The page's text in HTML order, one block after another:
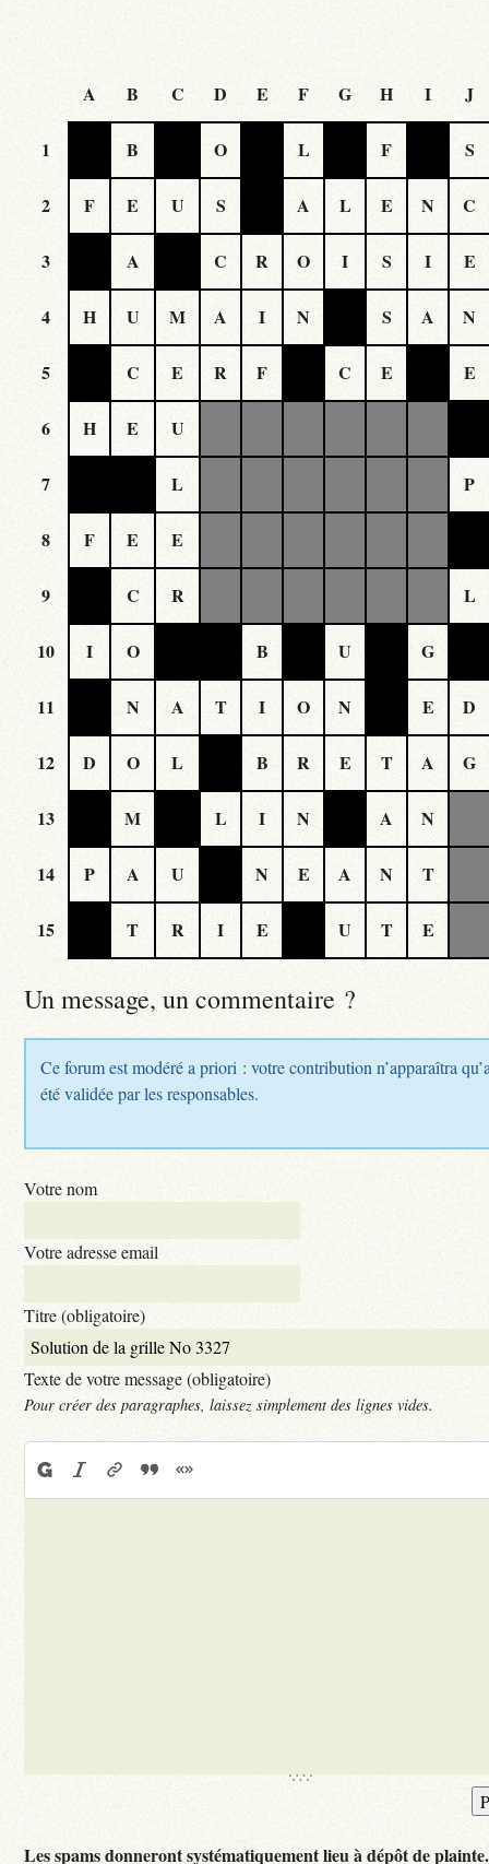
A B C D E F G H I J
1 B O L F S
2 F E U S A L E N C
3 A C R O I S I E
4 H U M A I N S A N
5 C E R F C E E
6 H E U
7 L P
8 F E E
9 C R L
10 I O B U G
11 N A T I O N E D
12 D O L B R E T A G
13 M L I N A N
14 P A U N E A N T
15 T R I E U T E
Un message, un commentaire ?
Ce forum est modéré a priori : votre contribution n’apparaîtra
été validée par les responsables.
Votre nom
Votre adresse email
Titre (obligatoire)
Texte de votre message (obligatoire)
Pour créer des paragraphes, laissez simplement des lignes vides.
Les spams donneront systématiquement lieu à dépôt de